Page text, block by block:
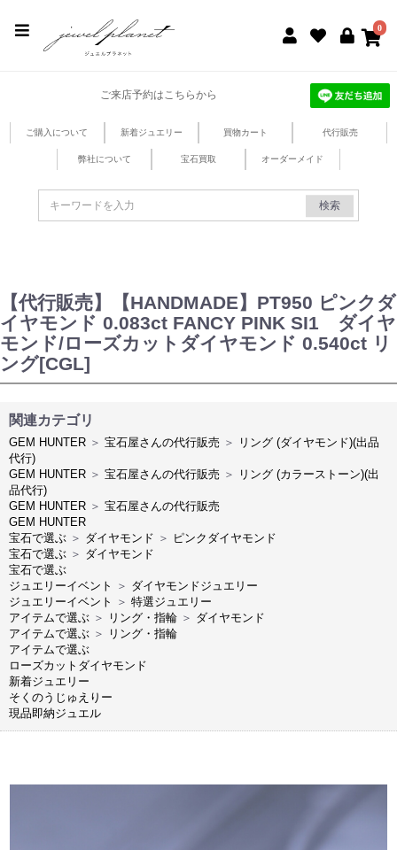
0
ご来店予約はこちらから
ご購入について 新着ジュエリー 買物カート 代行販売
弊社について 宝石買取 オーダーメイド
検索
【代行販売】【HANDMADE】PT950 ピンクダ
イヤモンド 0.083ct FANCY PINK SI1 ダイヤ
モンド/ローズカットダイヤモンド 0.540ct リ
ング[CGL]
関連カテゴリ
GEM HUNTER ＞ 宝石屋さんの代行販売 ＞
リング (ダイヤモンド)(出品
代行)
GEM HUNTER ＞ 宝石屋さんの代行販売 ＞
リング (カラーストーン)(出
品代行)
GEM HUNTER ＞ 宝石屋さんの代行販売
GEM HUNTER
宝石で選ぶ ＞ ダイヤモンド ＞ ピンクダイヤモンド
宝石で選ぶ ＞ ダイヤモンド
宝石で選ぶ
ジュエリーイベント
＞ ダイヤモンドジュエリー
ジュエリーイベント
＞ 特選ジュエリー
アイテムで選ぶ ＞ リング・指輪 ＞ ダイヤモンド
アイテムで選ぶ ＞
リング・指輪
アイテムで選ぶ
ローズカットダイヤモンド
新着ジュエリー
そくのうじゅえりー
現品即納ジュエル